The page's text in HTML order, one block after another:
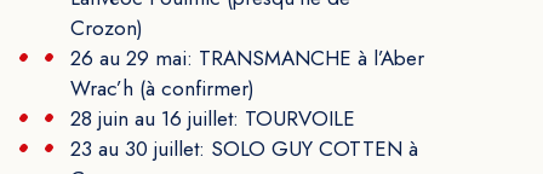
Crozon)
26 au 29 mai: TRANSMANCHE à l’Aber
Wrac’h (à confirmer)
28 juin au 16 juillet: TOURVOILE
23 au 30 juillet: SOLO GUY COTTEN à